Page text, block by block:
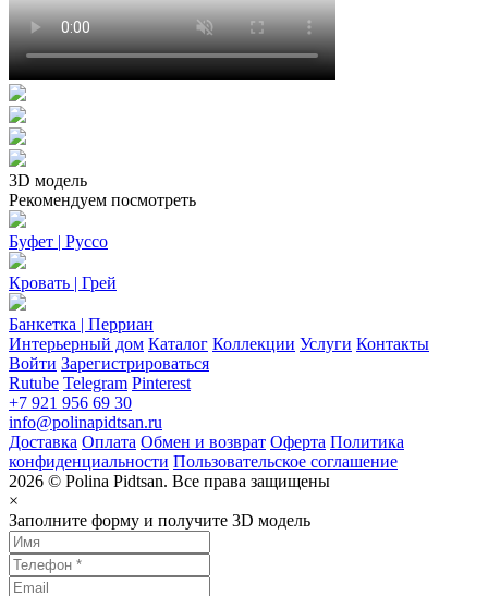
3D модель
Рекомендуем посмотреть
Буфет | Руссо
Кровать | Грей
Банкетка | Перриан
Интерьерный дом Каталог Коллекции Услуги Контакты
Войти Зарегистрироваться
Rutube Telegram Pinterest
+7 921 956 69 30
info@polinapidtsan.ru
Доставка Оплата Обмен и возврат Оферта Политика
конфиденциальности Пользовательское соглашение
2026 © Polina Pidtsan. Все права защищены
×
Заполните форму и получите 3D модель